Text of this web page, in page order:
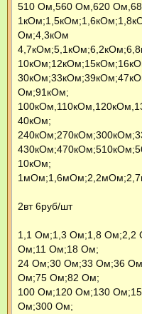
510 Ом,560 Ом,620
Ом;4,3кОм
Ом;91кОм;
40кОм;
10кОм;
2вт 6руб/шт
1,1 Ом;1,3 Ом;1,8
Ом;11 Ом;18 Ом;
24 Ом;30 Ом;33 Ом;36
Ом;75 Ом;82 Ом;
100 Ом;120 Ом;130
Ом;300 Ом;